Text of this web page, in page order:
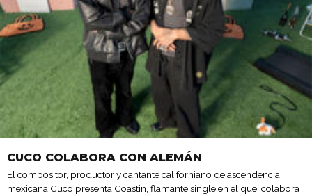
CUCO COLABORA CON ALEMÁN
El compositor, productor y cantante californiano de ascendencia
mexicana Cuco presenta Coastin, flamante single en el que colabora